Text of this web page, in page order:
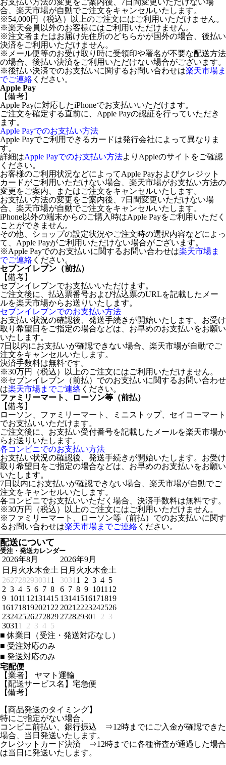
お支払い方法の変更をご案内後、7日間変更いただけない場
合、楽天市場が自動でご注文をキャンセルいたします。
※54,000円（税込）以上のご注文にはご利用いただけません。
※楽天会員以外のお客様にはご利用いただけません。
※注文者またはお届け先住所のどちらかが国外の場合、後払い
決済をご利用いただけません。
※メール便等のお受け取り時に受領印や署名が不要な配送方法
の場合、後払い決済をご利用いただけない場合がございます。
※後払い決済でのお支払いに関するお問い合わせは楽天市場ま
でご連絡 ください。
Apple Pay
【備考】
Apple Payに対応したiPhoneでお支払いいただけます。
ご注文を確定する直前に、Apple Payの認証を行っていただき
ます。
Apple Payでのお支払い方法
Apple Payでご利用できるカードは発行会社によって異なりま
す。
詳細はApple Payでのお支払い方法よりAppleのサイトをご確認
ください。
お客様のご利用状況などによってApple Payおよびクレジット
カードがご利用いただけない場合、楽天市場がお支払い方法の
変更をご案内、またはご注文をキャンセルいたします。
お支払い方法の変更をご案内後、7日間変更いただけない場
合、楽天市場が自動でご注文をキャンセルいたします。
iPhone以外の端末からのご購入時はApple Payをご利用いただく
ことができません。
その他、ショップの設定状況やご注文時の選択内容などによっ
て、Apple Payがご利用いただけない場合がございます。
※Apple Payでのお支払いに関するお問い合わせは楽天市場ま
でご連絡 ください。
セブンイレブン（前払）
【備考】
セブンイレブンでお支払いいただけます。
ご注文後に、払込票番号および払込票のURLを記載したメー
ルを楽天市場からお送りいたします。
セブンイレブンでのお支払い方法
お支払い状況の確認後、発送手続きが開始いたします。お受け
取り希望日をご指定の場合などは、お早めのお支払いをお願い
いたします。
7日以内にお支払いが確認できない場合、楽天市場が自動でご
注文をキャンセルいたします。
決済手数料は無料です。
※30万円（税込）以上のご注文にはご利用いただけません。
※セブンイレブン（前払）でのお支払いに関するお問い合わせ
は楽天市場までご連絡 ください。
ファミリーマート、ローソン等（前払）
【備考】
ローソン、ファミリーマート、ミニストップ、セイコーマート
でお支払いいただけます。
ご注文後に、お支払い受付番号を記載したメールを楽天市場か
らお送りいたします。
各コンビニでのお支払い方法
お支払い状況の確認後、発送手続きが開始いたします。お受け
取り希望日をご指定の場合などは、お早めのお支払いをお願い
いたします。
7日以内にお支払いが確認できない場合、楽天市場が自動でご
注文をキャンセルいたします。
各コンビニでお支払いいただく場合、決済手数料は無料です。
※30万円（税込）以上のご注文にはご利用いただけません。
※ファミリーマート、ローソン等（前払）でのお支払いに関す
るお問い合わせは楽天市場までご連絡 ください。
配送について
受注・発送カレンダー
2026年8月
日 月 火水木金土
262728293031 1
2 3 4 5 6 7 8
9 1011 12131415
161718192021 22
23242526272829
3031 1 2 3 4 5
2026年9月
日 月 火水木金土
3031 1 2 3 4 5
6 7 8 9 1011 12
13141516171819
2021 2223242526
272829301 2 3
■ 休業日（受注・発送対応なし）
■ 受注対応のみ
■ 発送対応のみ
宅配便
【業者】 ヤマト運輸
【配送サービス名】宅急便
【備考】
【商品発送のタイミング】
特にご指定がない場合、
コンビニ前払い、銀行振込 ⇒12時までにご入金が確認できた
場合、当日発送いたします。
クレジットカード決済 ⇒12時までに各種審査が通過した場合
は当日に発送いたします。